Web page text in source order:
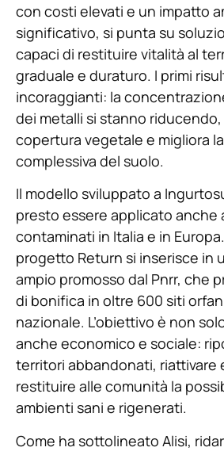
con costi elevati e un impatto
significativo, si punta su
capaci di restituire vitalità al
graduale e duraturo. I primi
incoraggianti: la
dei metalli si stanno
copertura vegetale e migliora
complessiva del suolo.
Il modello sviluppato a
presto essere applicato anche
contaminati in Italia e in
progetto Return si inserisce in
ampio promosso dal Pnrr, che
di bonifica in oltre 600 siti
nazionale. L’obiettivo è non
anche economico e sociale:
territori abbandonati, riattivare
restituire alle comunità la
ambienti sani e rigenerati.
Come ha sottolineato Alisi,